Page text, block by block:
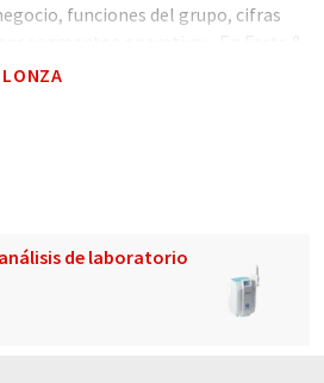
funciones del grupo, cifras
Lonza, así como sobre nuestro
LONZA
de laboratorio